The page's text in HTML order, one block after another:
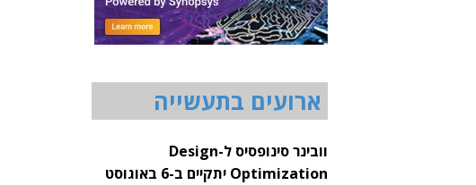
ארועים בתעשייה
וובינר סינופסיס ל-Design
Optimization יתקיים ב-6 באוגוסט